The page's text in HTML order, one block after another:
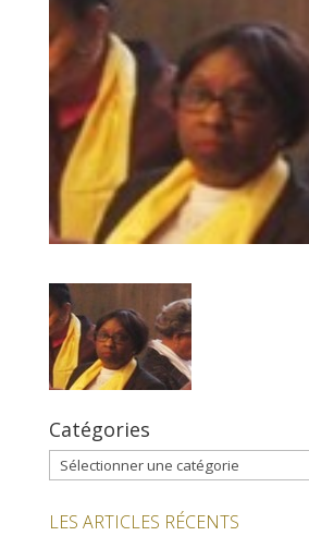
Catégories
Catégories
LES ARTICLES RÉCENTS